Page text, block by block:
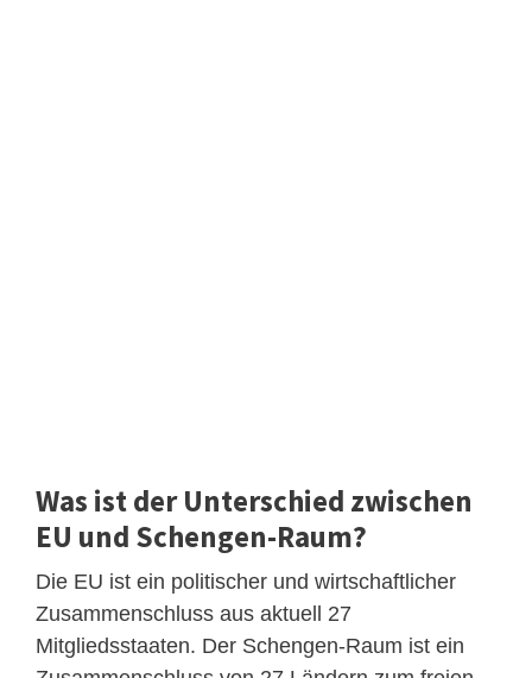
Was ist der Unterschied zwischen
EU und Schengen-Raum?
Die EU ist ein politischer und wirtschaftlicher
Zusammenschluss aus aktuell 27
Mitgliedsstaaten. Der Schengen-Raum ist ein